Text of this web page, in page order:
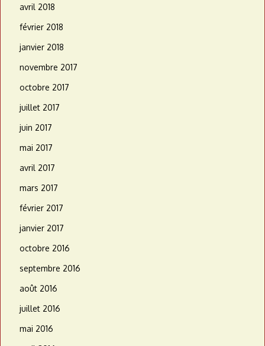
avril 2018
février 2018
janvier 2018
novembre 2017
octobre 2017
juillet 2017
juin 2017
mai 2017
avril 2017
mars 2017
février 2017
janvier 2017
octobre 2016
septembre 2016
août 2016
juillet 2016
mai 2016